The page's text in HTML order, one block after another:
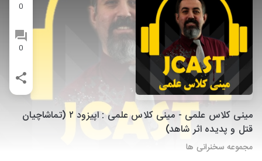
0
0
مینی کلاس علمی - مینی کلاس علمی : اپیزود ۲ (تماشاچیان
قتل و پدیده اثر شاهد)
مجموعه سخنرانی ها